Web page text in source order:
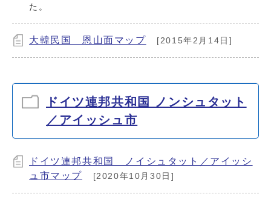
た。
大韓民国 恩山面マップ [2015年2月14日]
ドイツ連邦共和国 ノンシュタット
／アイッシュ市
ドイツ連邦共和国 ノイシュタット／アイッシ
ュ市マップ
[2020年10月30日]